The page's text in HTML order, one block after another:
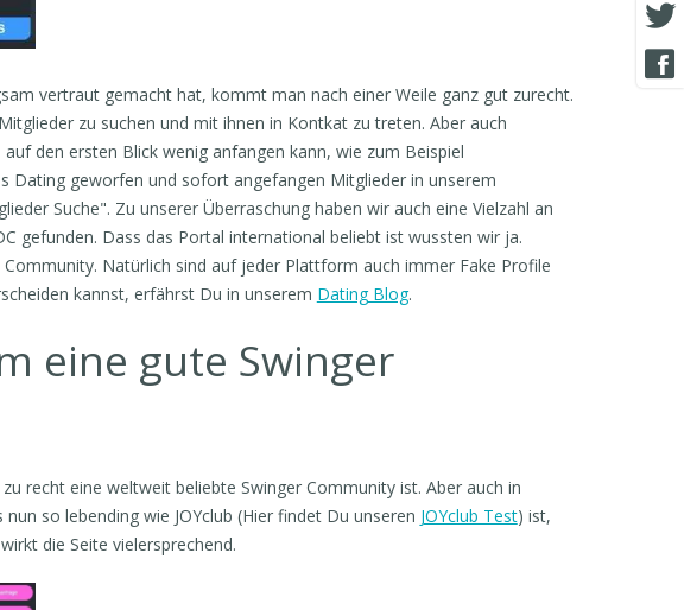
vertraut gemacht hat, kommt man nach einer Weile ganz gut zurecht.
zu suchen und mit ihnen in Kontkat zu treten. Aber auch
den ersten Blick wenig anfangen kann, wie zum Beispiel
Dating geworfen und sofort angefangen Mitglieder in unserem
Suche". Zu unserer Überraschung haben wir auch eine Vielzahl an
gefunden. Dass das Portal international beliebt ist wussten wir ja.
Natürlich sind auf jeder Plattform auch immer Fake Profile
kannst, erfährst Du in unserem Dating Blog.
eine gute Swinger
recht eine weltweit beliebte Swinger Community ist. Aber auch in
so lebending wie JOYclub (Hier findet Du unseren JOYclub Test) ist,
die Seite vielersprechend.